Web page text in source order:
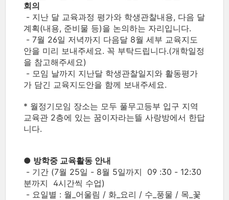
회의
- 지난 달 교육과정 평가와 학생관찰내용, 다음 달
계획(내용, 준비물 등)을 논의하는 자리입니다.
- 7월 26일 저녁까지 다음달 8월 세부 교육지도
안을 미리 보내주세요. 꼭 부탁드립니다.(개학일정
을 참고해주세요)
- 모임 날까지 지난달 학생관찰일지와 활동평가
가 담긴 교육지도안을 함께 보내주세요.
* 월정기모임 장소는 모두 풀무고등부 입구 지역
교육관 2층에 있는 꿈이자라는뜰 사랑방에서 한답
니다.
● 방학중 교육활동 안내
- 기간 (7월 25일 - 8월 5일까지 09 :30 - 12:30
분까지 4시간씩 수업)
- 요일별 : 월_어울림 / 화_요리 / 수_풍물 / 목_꽃